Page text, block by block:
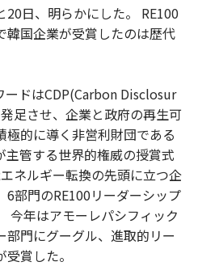
日、明らかにした。 RE100
韓国企業が受賞したのは歴代
ードはCDP(Carbon Disclosur
足させ、企業と政府の再生可
的に導く非営利財団である
主管する世界的権威の授賞式
ネルギー転換の先頭に立つ企
部門のRE100リーダーシップ
今年はアモーレパシフィック
部門にグーグル、進取的リー
賞した。